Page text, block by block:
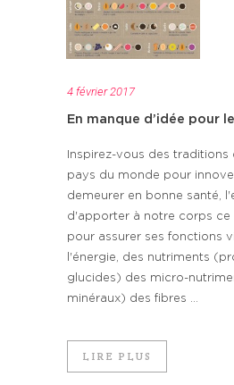
4 février 2017
En manque d’idée pour
Inspirez-vous des traditions
pays du monde pour
demeurer en bonne santé,
d'apporter à notre corps ce
pour assurer ses fonctions
l'énergie, des nutriments
glucides) des micro-
minéraux) des fibres ...
LIRE PLUS